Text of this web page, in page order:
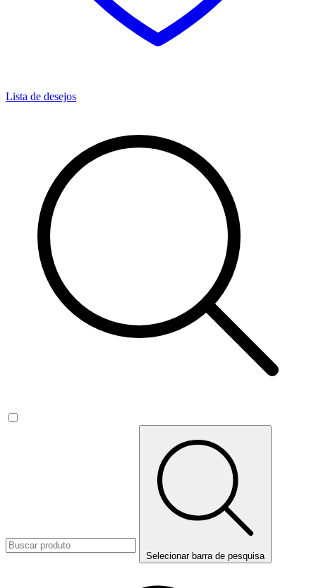
Lista de desejos
Selecionar barra de pesquisa